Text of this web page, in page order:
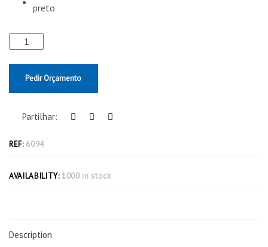
Pedir Orçamento
Partilhar:
REF: 6094
AVAILABILITY: 1000 in stock
Description